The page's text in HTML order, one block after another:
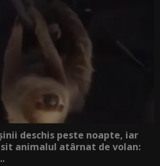
deschis peste noapte, iar
animalul atârnat de volan: